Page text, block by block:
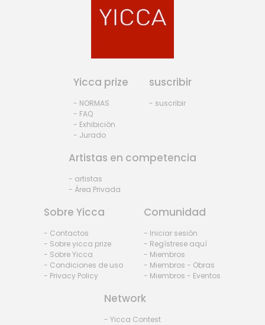
Yicca prize
- NORMAS
- FAQ
- Exhibiciòn
- Jurado
suscribir
- suscribir
Artistas en competencia
- artistas
- Área Privada
Sobre Yicca
- Contactos
- Sobre yicca prize
- Sobre Yicca
- Condiciones de uso
- Privacy Policy
Comunidad
- Iniciar sesión
- Regístrese aquí
- Miembros
- Miembros - Obras
- Miembros - Eventos
Network
- Yicca Contest